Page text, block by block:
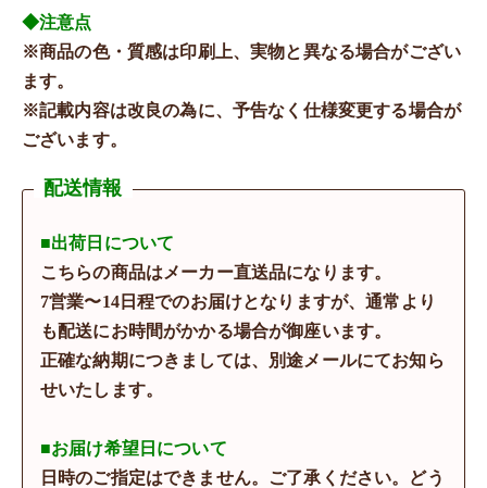
◆注意点
※商品の色・質感は印刷上、実物と異なる場合がござい
ます。
※記載内容は改良の為に、予告なく仕様変更する場合が
ございます。
配送情報
■出荷日について
こちらの商品はメーカー直送品になります。
7営業〜14日程でのお届けとなりますが、通常より
も配送にお時間がかかる場合が御座います。
正確な納期につきましては、別途メールにてお知ら
せいたします。
■お届け希望日について
日時のご指定はできません。ご了承ください。どう